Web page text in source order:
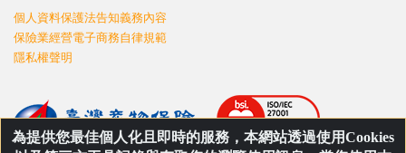
為提供您最佳個人化且即時的服務，本網站透過使用Cookies
個人資料保護法告知義務內容
保險業經營電子商務自律規範
隱私權聲明